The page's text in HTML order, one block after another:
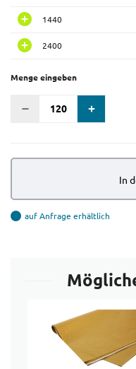
1440
2400
Menge eingeben
In
auf Anfrage erhältlich